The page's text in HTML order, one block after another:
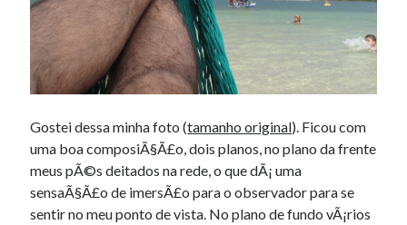
Gostei dessa minha foto (tamanho original). Ficou com
uma boa composiÃ§Ã£o, dois planos, no plano da frente
meus pÃ©s deitados na rede, o que dÃ¡ uma
sensaÃ§Ã£o de imersÃ£o para o observador para se
sentir no meu ponto de vista. No plano de fundo vÃ¡rios